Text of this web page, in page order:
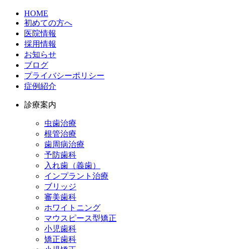
HOME
初めての方へ
医院情報
採用情報
お知らせ
ブログ
プライバシーポリシー
症例紹介
診療案内
虫歯治療
根管治療
歯周病治療
予防歯科
入れ歯（義歯）
インプラント治療
ブリッジ
審美歯科
ホワイトニング
マウスピース型矯正
小児歯科
矯正歯科